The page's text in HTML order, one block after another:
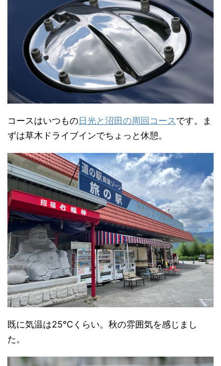
コースはいつもの日光と沼田の周回コースです。ま
ずは草木ドライブインでちょっと休憩。
既に気温は25℃くらい。秋の雰囲気を感じまし
た。